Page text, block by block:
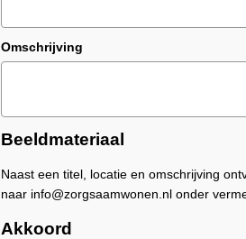
Omschrijving
Beeldmateriaal
Naast een titel, locatie en omschrijving
naar info@zorgsaamwonen.nl onder
Akkoord